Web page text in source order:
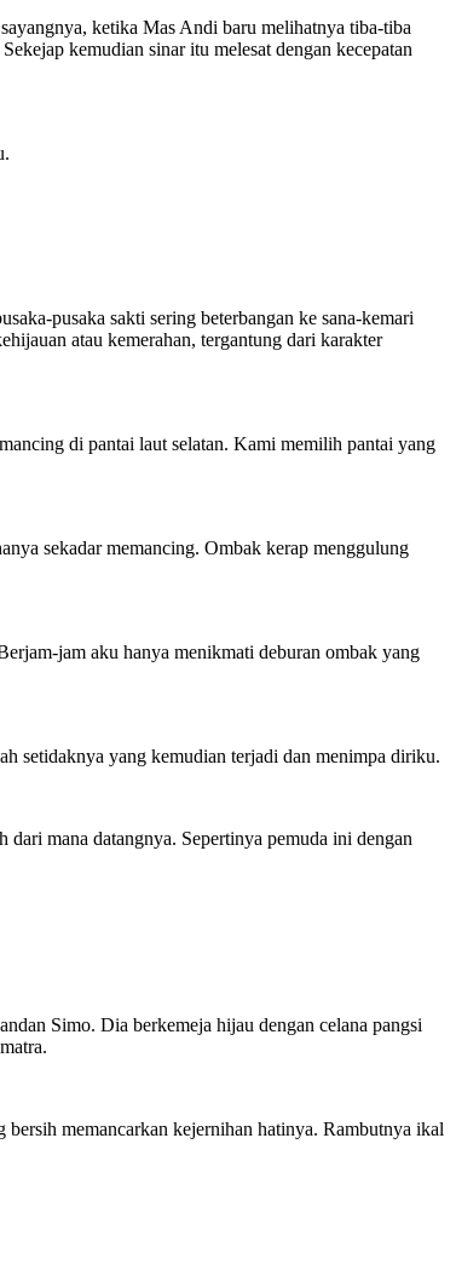
ketika Mas Andi baru melihatnya tiba-tiba
kemudian sinar itu melesat dengan kecepatan
pusaka sakti sering beterbangan ke sana-kemari
atau kemerahan, tergantung dari karakter
di pantai laut selatan. Kami memilih pantai yang
sekadar memancing. Ombak kerap menggulung
jam aku hanya menikmati deburan ombak yang
setidaknya yang kemudian terjadi dan menimpa diriku.
mana datangnya. Sepertinya pemuda ini dengan
Simo. Dia berkemeja hijau dengan celana pangsi
bersih memancarkan kejernihan hatinya. Rambutnya ikal